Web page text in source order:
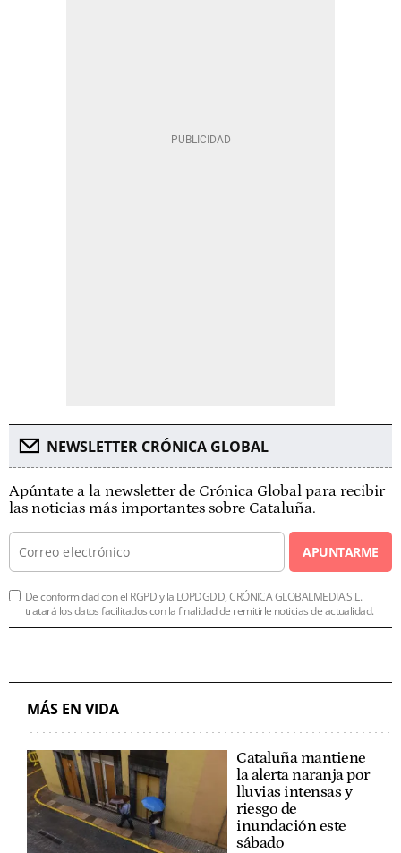
NEWSLETTER CRÓNICA GLOBAL
Apúntate a la newsletter de Crónica Global para recibir
las noticias más importantes sobre Cataluña.
APUNTARME
De conformidad con el RGPD y la LOPDGDD, CRÓNICA GLOBALMEDIA S.L.
tratará los datos facilitados con la finalidad de remitirle noticias de actualidad.
MÁS EN VIDA
Cataluña mantiene
la alerta naranja por
lluvias intensas y
riesgo de
inundación este
sábado